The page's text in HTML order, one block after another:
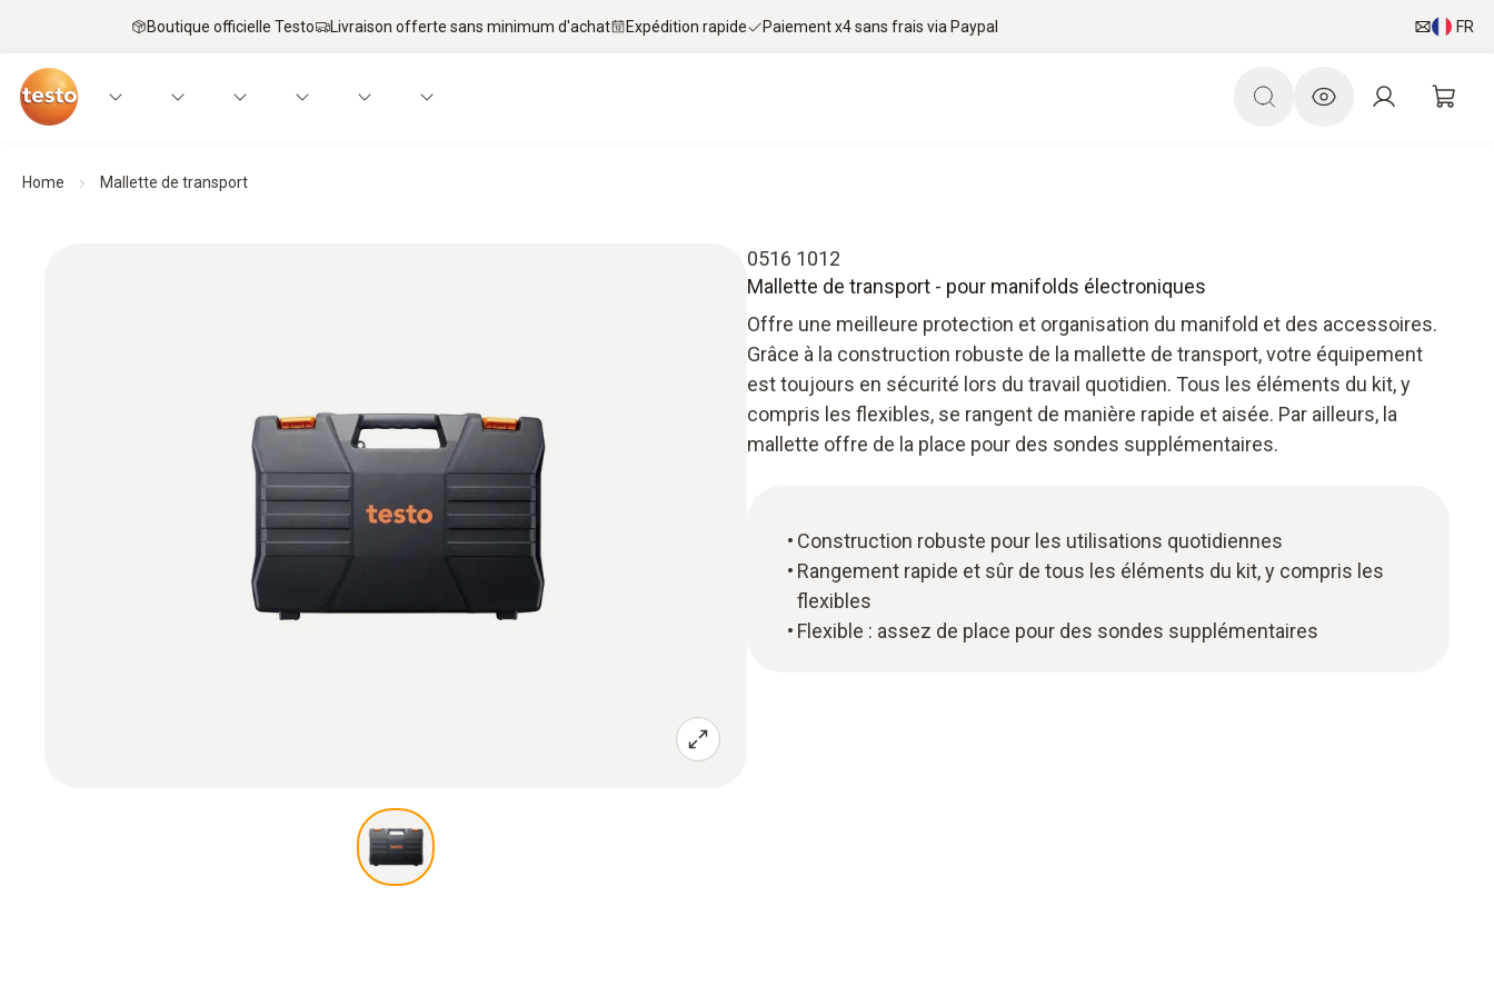
Boutique officielle Testo Livraison offerte sans minimum d'achat Expédition rapide Paiement x4 sans frais via Paypal FR
Home Mallette de transport
0516 1012
Mallette de transport - pour manifolds électroniques
Offre une meilleure protection et organisation du manifold et des accessoires.
Grâce à la construction robuste de la mallette de transport, votre équipement
est toujours en sécurité lors du travail quotidien. Tous les éléments du kit, y
compris les flexibles, se rangent de manière rapide et aisée. Par ailleurs, la
mallette offre de la place pour des sondes supplémentaires.
Construction robuste pour les utilisations quotidiennes
Rangement rapide et sûr de tous les éléments du kit, y compris les
flexibles
Flexible : assez de place pour des sondes supplémentaires